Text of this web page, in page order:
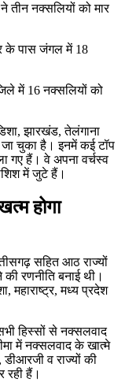
तीन नक्सलियों को मार
के पास जंगल में 18
में 16 नक्सलियों को
झारखंड, तेलंगाना
जा चुका है। इनमें कई टॉप
गए हैं। वे अपना वर्चस्व
में जुटे हैं।
होगा
सहित आठ राज्यों
रणनीति बनाई थी।
महाराष्ट्र, मध्य प्रदेश
हिस्सों से नक्सलवाद
में नक्सलवाद के खात्मे
व राज्यों की
रही हैं।